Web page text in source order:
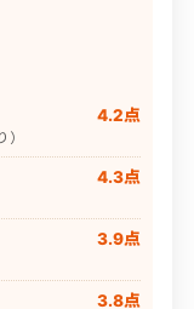
4.2点
4.3点
3.9点
3.8点